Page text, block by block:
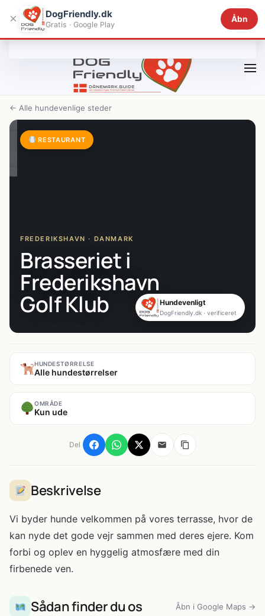
Gå til hovedindhold
× DogFriendly.dk
Gratis · Google Play
Åbn
← Alle hundevenlige steder
RESTAURANT
FREDERIKSHAVN · DANMARK
Brasseriet i
Frederikshavn
Golf Klub Hundevenligt
DogFriendly.dk · verificeret
HUNDESTØRRELSE
Alle hundestørrelser
OMRÅDE
Kun ude
Del
Beskrivelse
Vi byder hunde velkommen på vores terrasse, hvor de
kan nyde det gode vejr sammen med deres ejere. Kom
forbi og oplev en hyggelig atmosfære med din
firbenede ven.
Sådan finder du os Åbn i Google Maps →